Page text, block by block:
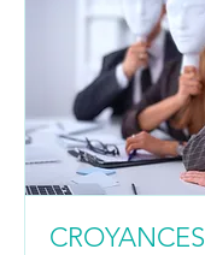
CROYANCES